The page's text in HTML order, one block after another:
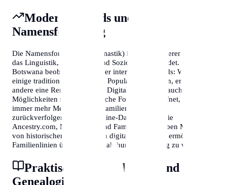
Moderne Trends und
Namensforschung
Die Namensforschung (Onomastik) ist ein faszinierendes Feld,
das Linguistik, Geschichte und Soziologie verbindet. In
Botswana beobachten Forscher interessante Trends: Während
einige traditionelle Namen an Popularität verlieren, erleben
andere eine Renaissance. Die Digitalisierung hat auch neue
Möglichkeiten für genealogische Forschung eröffnet, sodass
immer mehr Menschen ihre Familiengeschichte
zurückverfolgen können. Online-Datenbanken wie
Ancestry.com, MyHeritage und FamilySearch haben Millionen
von historischen Dokumenten digitalisiert, die es ermöglichen,
Familienlinien über mehrere Jahrhunderte hinweg zu verfolgen.
Praktische Anwendungen und
Genealogie